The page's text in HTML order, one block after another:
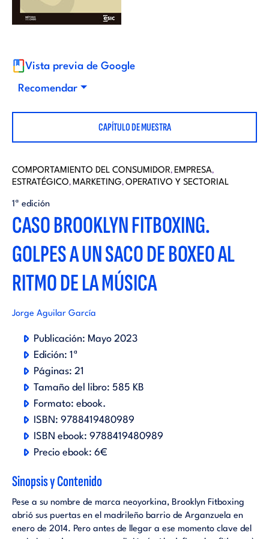
d
r
i
a
l
o
r
a
Vista previa de Google
Recomendar
CAPÍTULO DE MUESTRA
COMPORTAMIENTO DEL CONSUMIDOR, EMPRESA,
ESTRATÉGICO, MARKETING, OPERATIVO Y SECTORIAL
1ª edición
CASO BROOKLYN FITBOXING.
GOLPES A UN SACO DE BOXEO AL
RITMO DE LA MÚSICA
Jorge Aguilar García
Publicación: Mayo 2023
Edición: 1ª
Páginas: 21
Tamaño del libro: 585 KB
Formato: ebook.
ISBN: 9788419480989
ISBN ebook: 9788419480989
Precio ebook: 6€
Sinopsis y Contenido
Pese a su nombre de marca neoyorkina, Brooklyn Fitboxing
abrió sus puertas en el madrileño barrio de Arganzuela en
enero de 2014. Pero antes de llegar a ese momento clave del